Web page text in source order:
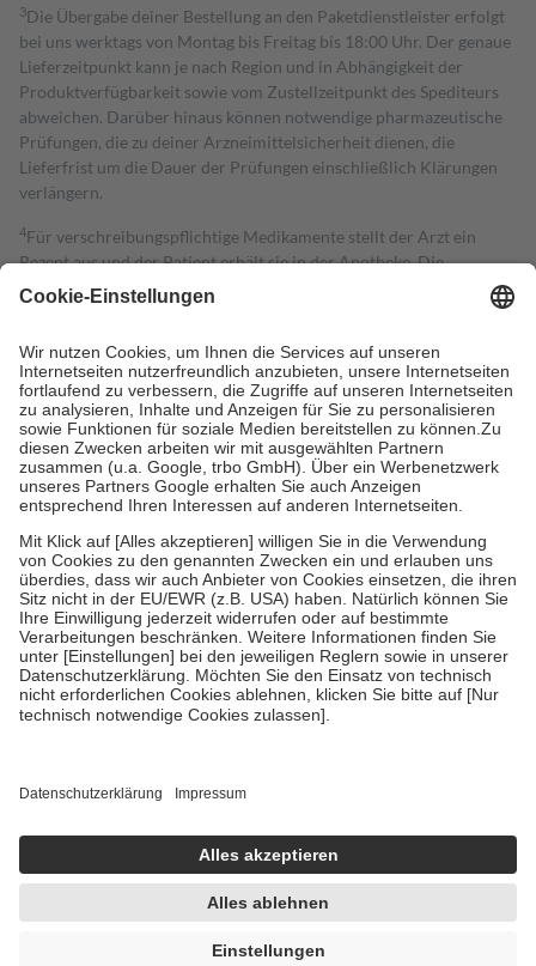
3Die Übergabe deiner Bestellung an den Paketdienstleister erfolgt
bei uns werktags von Montag bis Freitag bis 18:00 Uhr. Der genaue
Lieferzeitpunkt kann je nach Region und in Abhängigkeit der
Produktverfügbarkeit sowie vom Zustellzeitpunkt des Spediteurs
abweichen. Darüber hinaus können notwendige pharmazeutische
Prüfungen, die zu deiner Arzneimittelsicherheit dienen, die
Lieferfrist um die Dauer der Prüfungen einschließlich Klärungen
verlängern.
4Für verschreibungspflichtige Medikamente stellt der Arzt ein
Rezept aus und der Patient erhält sie in der Apotheke. Die
gesetzliche Krankenversicherung übernimmt in der Regel die
Kosten dafür, der Versicherte trägt einen Teil davon als Zuzahlung
Grundsätzlich leisten Mitglieder Zuzahlungen in Höhe von zehn
Prozent des Abgabepreises,mindestens jedochfünf Euround
höchstens zehn Euro.Es sind jedoch nie mehr als die tatsächlichen
Kosten der Leistung zu entrichten.
Diese Regeln gelten grundsätzlich auch für Online-Apotheken.
Bei Heilmitteln und häuslicher Krankenpflege beträgt die
Zuzahlung zehn Prozent der Kosten sowie zehn Euro je
Verordnung.
Um das Engagement der Versicherten für ihre eigene Gesundheit zu
stärken und die besondere Stellung der Familie zu unterstützen,
fallenkeine Zuzahlungenan bei:
• Kindern und Jugendlichen bis zum vollendeten 18. Lebensjahr
mit Ausnahme der Fahrkosten
• Untersuchungen zur Vorsorge und Früherkennung, die von der
GKV getragen werden
Einholung von Bewertungen. Trusted Shops hat Maßnahmen
getroffen, um sicherzustellen, dass es sich um echte Bewertungen
handelt. Mehr Informationen findest du hier:
https://help.etrusted.com/hc/de/articles/4419944605341